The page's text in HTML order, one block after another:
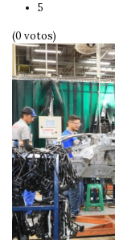
5
(0 votos)